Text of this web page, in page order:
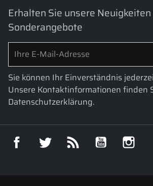
Erhalten Sie unsere
Sonderangebote
Sie können Ihr Einverständnis
Unsere Kontaktinformationen finden
Datenschutzerklärung.
Facebook Twitter RSS YouTube